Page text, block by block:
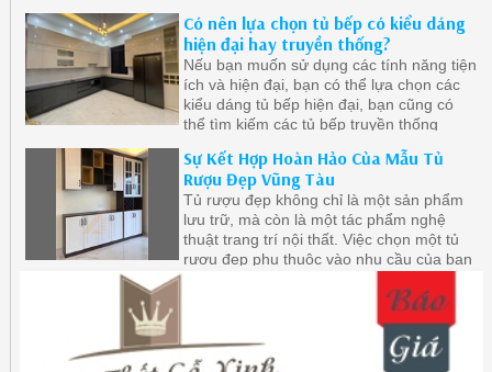
sàng lên thiết kế và thi công nội thất
phòng bếp cho quý khách.
Có nên lựa chọn tủ bếp có kiểu dáng
hiện đại hay truyền thống?
Nếu bạn muốn sử dụng các tính năng tiện
ích và hiện đại, bạn có thể lựa chọn các
kiểu dáng tủ bếp hiện đại, bạn cũng có
thể tìm kiếm các tủ bếp truyền thống
để đáp ứng nhu cầu sử dụng hiện đại.
Sự Kết Hợp Hoàn Hảo Của Mẫu Tủ
Rượu Đẹp Vũng Tàu
Tủ rượu đẹp không chỉ là một sản phẩm
lưu trữ, mà còn là một tác phẩm nghệ
thuật trang trí nội thất. Việc chọn một tủ
rượu đẹp phụ thuộc vào nhu cầu của bạn